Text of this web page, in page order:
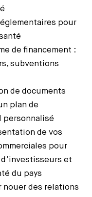
pour
de financement :
subventions
de documents
plan de
personnalisé
de vos
pour
et
du pays
nouer des relations